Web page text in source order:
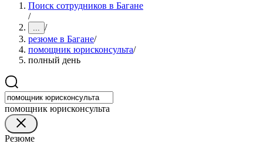
Поиск сотрудников в Багане
/
... /
резюме в Багане/
помощник юрисконсульта/
полный день
помощник юрисконсульта
Резюме